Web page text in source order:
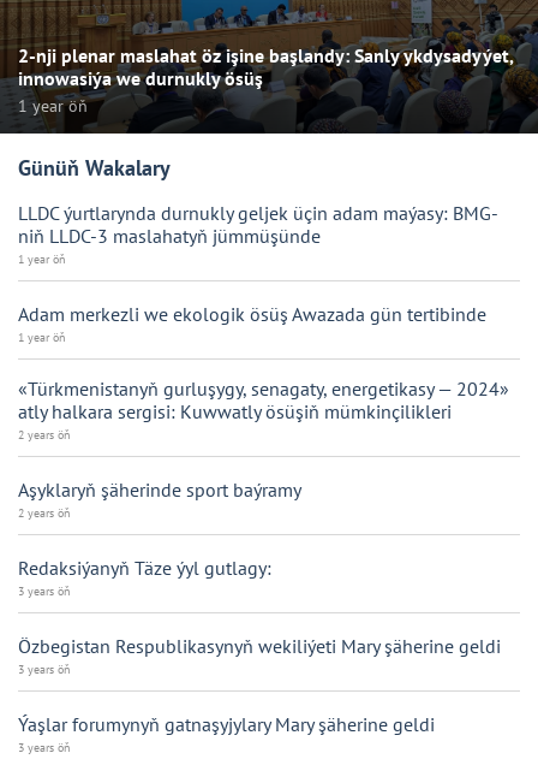
2-nji plenar maslahat öz işine başlandy: Sanly ykdysadyýet,
innowasiýa we durnukly ösüş
1 year öň
Günüň Wakalary
LLDC ýurtlarynda durnukly geljek üçin adam maýasy: BMG-
niň LLDC-3 maslahatyň jümmüşünde
1 year öň
Adam merkezli we ekologik ösüş Awazada gün tertibinde
1 year öň
«Türkmenistanyň gurluşygy, senagaty, energetikasy — 2024»
atly halkara sergisi: Kuwwatly ösüşiň mümkinçilikleri
2 years öň
Aşyklaryň şäherinde sport baýramy
2 years öň
Redaksiýanyň Täze ýyl gutlagy:
3 years öň
Özbegistan Respublikasynyň wekiliýeti Mary şäherine geldi
3 years öň
Ýaşlar forumynyň gatnaşyjylary Mary şäherine geldi
3 years öň